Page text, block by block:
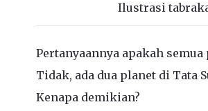
Ilustrasi
Pertanyaannya apakah
Tidak, ada dua planet di Tata
Kenapa demikian?